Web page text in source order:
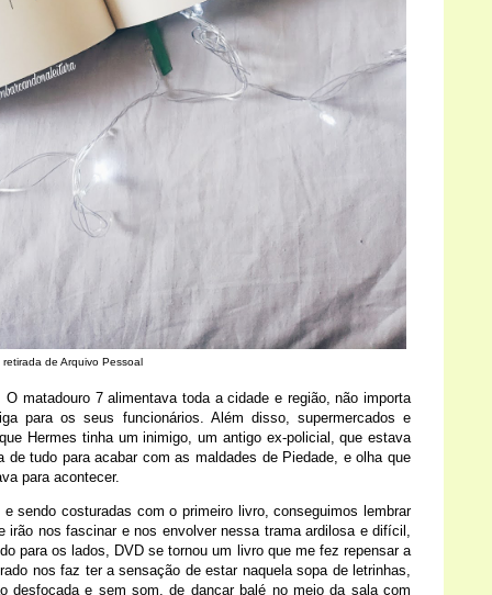
retirada de Arquivo Pessoal
matadouro 7 alimentava toda a cidade e região, não importa
para os seus funcionários. Além disso, supermercados e
Hermes tinha um inimigo, um antigo ex-policial, que estava
de tudo para acabar com as maldades de Piedade, e olha que
para acontecer.
sendo costuradas com o primeiro livro, conseguimos lembrar
irão nos fascinar e nos envolver nessa trama ardilosa e difícil,
para os lados, DVD se tornou um livro que me fez repensar a
nos faz ter a sensação de estar naquela sopa de letrinhas,
desfocada e sem som, de dançar balé no meio da sala com